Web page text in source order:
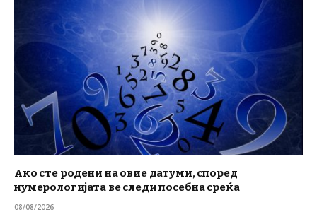
Ако сте родени на овие датуми, според
нумерологијата ве следи посебна среќа
08/08/2026